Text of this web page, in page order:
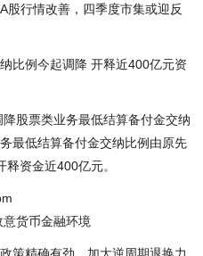
股行情改善，四季度市集或迎反
例今起调降 开释近400亿元资
票类业务最低结算备付金交纳
最低结算备付金交纳比例由原先
资金近400亿元。
货币金融环境